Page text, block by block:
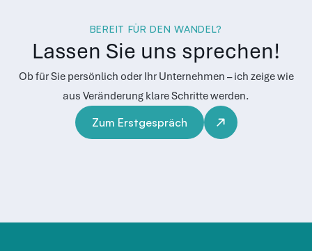
BEREIT FÜR DEN WANDEL?
Lassen Sie uns sprechen!
Ob für Sie persönlich oder Ihr Unternehmen – ich zeige wie
aus Veränderung klare Schritte werden.
Zum Erstgespräch